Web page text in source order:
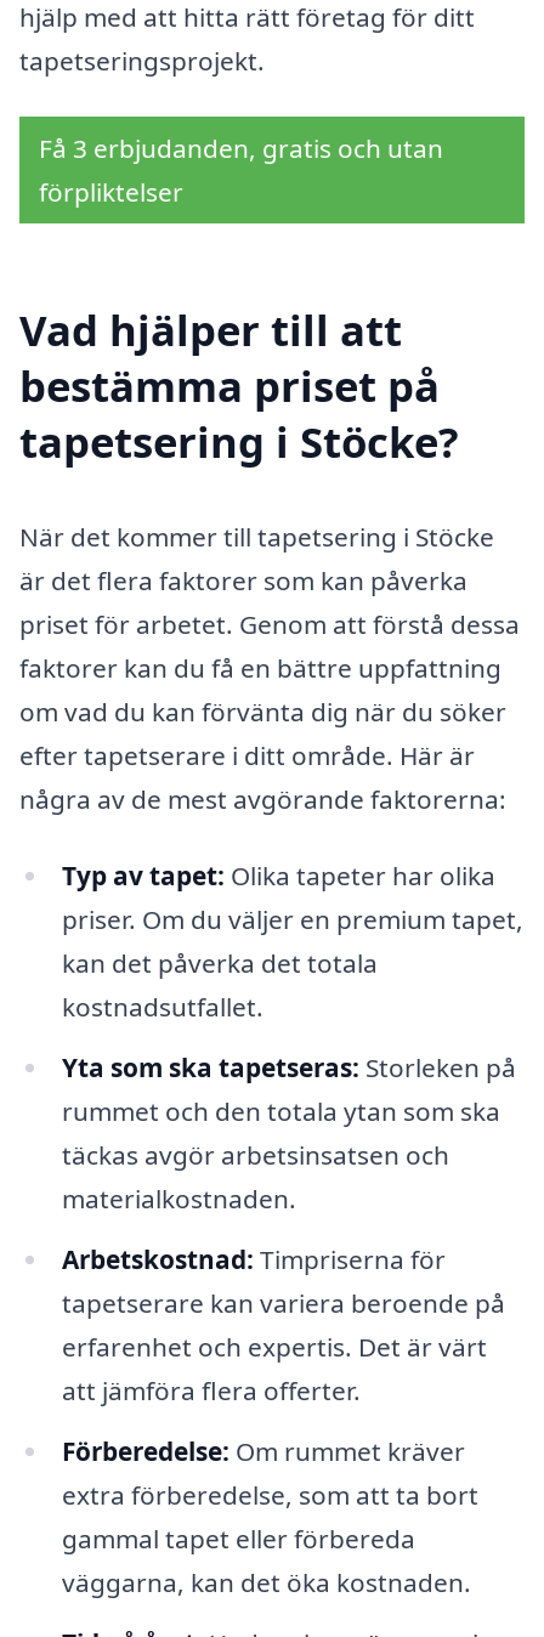
hjälp med att hitta rätt företag för ditt
tapetseringsprojekt.
Få 3 erbjudanden, gratis och utan
förpliktelser
Vad hjälper till att
bestämma priset på
tapetsering i Stöcke?
När det kommer till tapetsering i Stöcke
är det flera faktorer som kan påverka
priset för arbetet. Genom att förstå dessa
faktorer kan du få en bättre uppfattning
om vad du kan förvänta dig när du söker
efter tapetserare i ditt område. Här är
några av de mest avgörande faktorerna:
Typ av tapet: Olika tapeter har olika
priser. Om du väljer en premium tapet,
kan det påverka det totala
kostnadsutfallet.
Yta som ska tapetseras: Storleken på
rummet och den totala ytan som ska
täckas avgör arbetsinsatsen och
materialkostnaden.
Arbetskostnad: Timpriserna för
tapetserare kan variera beroende på
erfarenhet och expertis. Det är värt
att jämföra flera offerter.
Förberedelse: Om rummet kräver
extra förberedelse, som att ta bort
gammal tapet eller förbereda
väggarna, kan det öka kostnaden.